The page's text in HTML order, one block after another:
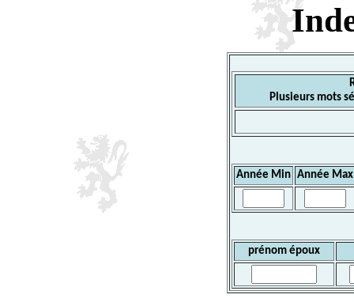
Plusieurs mots
Année Min Année Max
prénom époux